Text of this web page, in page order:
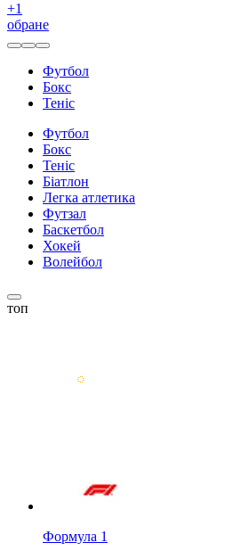
+1
обране
Футбол
Бокс
Теніс
Футбол
Бокс
Теніс
Біатлон
Легка атлетика
Футзал
Баскетбол
Хокей
Волейбол
топ
Формула 1